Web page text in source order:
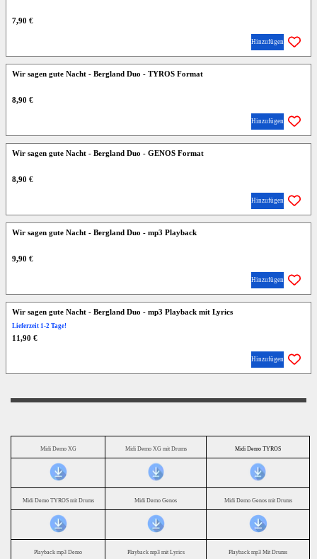
7,90 €
Hinzufügen
Wir sagen gute Nacht - Bergland Duo - TYROS Format
8,90 €
Hinzufügen
Wir sagen gute Nacht - Bergland Duo - GENOS Format
8,90 €
Hinzufügen
Wir sagen gute Nacht - Bergland Duo - mp3 Playback
9,90 €
Hinzufügen
Wir sagen gute Nacht - Bergland Duo - mp3 Playback mit Lyrics
Lieferzeit 1-2 Tage!
11,90 €
Hinzufügen
Midi Demo XG Midi Demo XG mit Drums Midi Demo TYROS
Midi Demo TYROS mit Drums Midi Demo Genos Midi Demo Genos mit Drums
Playback mp3 Demo Playback mp3 mit Lyrics Playback mp3 Mit Drums